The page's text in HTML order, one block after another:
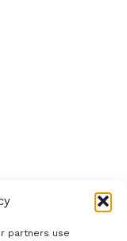
partners use